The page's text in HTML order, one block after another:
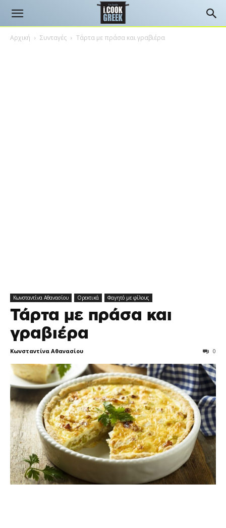
Αρχική Συνταγές Τάρτα με πράσα και γραβιέρα
Κωνσταντίνα Αθανασίου Ορεκτικά Φαγητό με φίλους
Τάρτα με πράσα και
γραβιέρα
Κωνσταντίνα Αθανασίου 0